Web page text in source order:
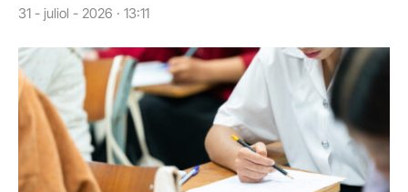
31 - juliol - 2026 · 13:11